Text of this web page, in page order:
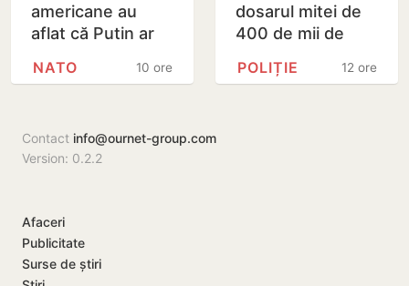
americane au
aflat că Putin ar
cu un atac chiar în
10 ore
NATO
dosarul mitei de
400 de mii de
facilitat transferul
12 ore
POLIȚIE
Contact info@ournet-group.com
Version: 0.2.2
Afaceri
Publicitate
Surse de știri